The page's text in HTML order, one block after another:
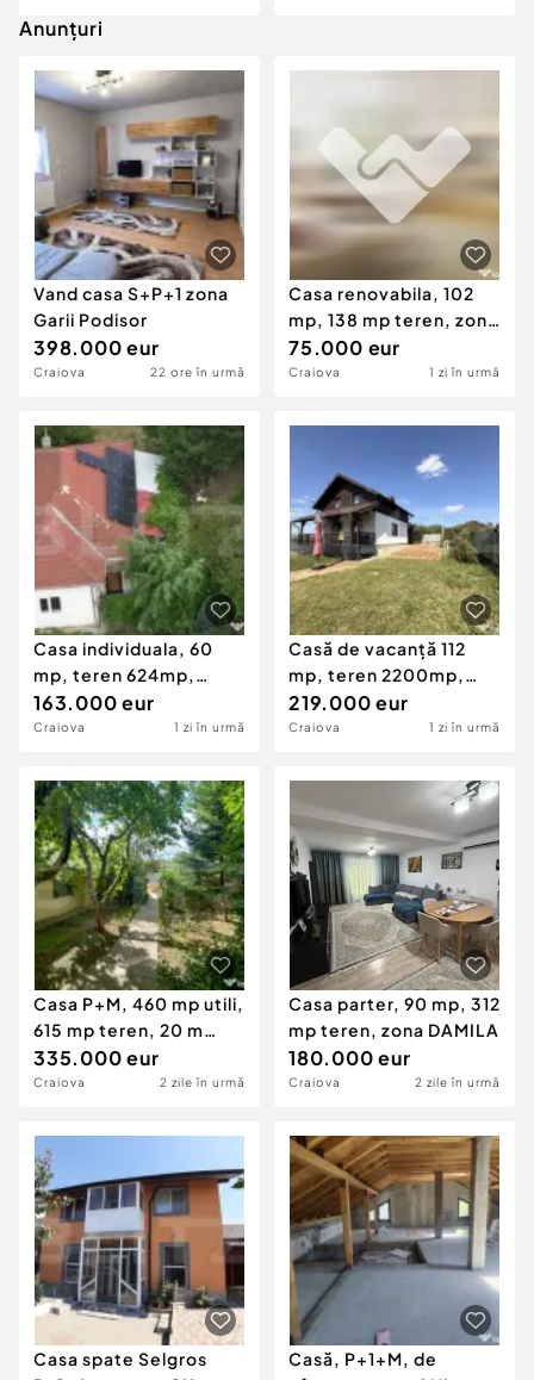
Anunțuri
Vand casa S+P+1 zona
Garii Podisor
398.000 eur
Craiova 22 ore în urmă
Casa renovabila, 102
mp, 138 mp teren, zona
Ultracentral
75.000 eur
Craiova 1 zi în urmă
Casa individuala, 60
mp, teren 624mp,
deschidere 18ml, Barie
163.000 eur
Craiova 1 zi în urmă
Casă de vacanță 112
mp, teren 2200mp,
piscină, teren fot
219.000 eur
Craiova 1 zi în urmă
Casa P+M, 460 mp utili,
615 mp teren, 20 m
deschidere, zona
335.000 eur
Craiova 2 zile în urmă
Casa parter, 90 mp, 312
mp teren, zona DAMILA
180.000 eur
Craiova 2 zile în urmă
Casa spate Selgros
Casă, P+1+M, de